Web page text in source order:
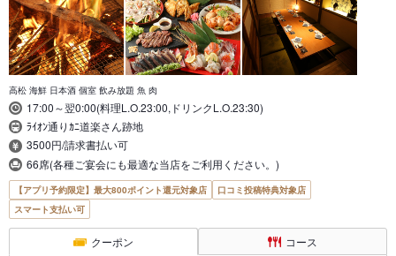
高松 海鮮 日本酒 個室 飲み放題 魚 肉
17:00～翌0:00(料理L.O.23:00,ドリンクL.O.23:30)
ﾗｲｵﾝ通りｶﾆ道楽さん跡地
3500円/請求書払い可
66席(各種ご宴会にも最適な当店をご利用ください。)
【アプリ予約限定】最大800ポイント還元対象店
口コミ投稿特典対象店
スマート支払い可
クーポン コース